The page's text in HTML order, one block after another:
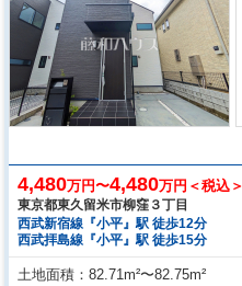
4,480万円〜4,480万円＜税込＞
東京都東久留米市柳窪３丁目
西武新宿線『小平』駅 徒歩12分
西武拝島線『小平』駅 徒歩15分
土地面積 82.71m²〜82.75m²